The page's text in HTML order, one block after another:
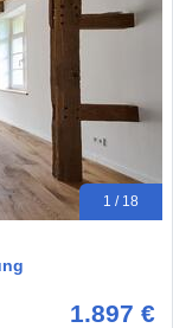
1 / 18
1.897 €